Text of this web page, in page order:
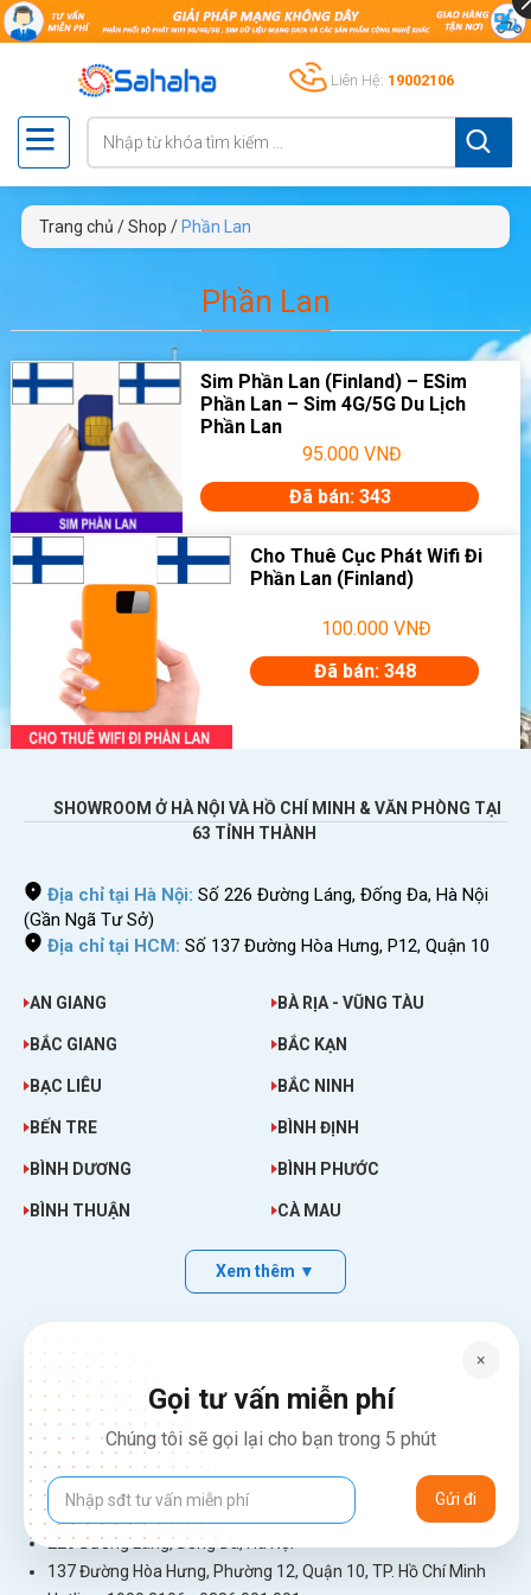
Liên Hệ: 19002106
Trang chủ /Shop / Phần Lan
Phần Lan
Sim Phần Lan (Finland) – ESim
Phần Lan – Sim 4G/5G Du Lịch
Phần Lan
95.000 VNĐ
Đã bán: 343
Cho Thuê Cục Phát Wifi Đi
Phần Lan (Finland)
100.000VNĐ
Đã bán: 348
SHOWROOM Ở HÀ NỘI VÀ HỒ CHÍ MINH & VĂN PHÒNG TẠI
63 TỈNH THÀNH
Địa chỉ tại Hà Nội: Số 226 Đường Láng, Đống Đa, Hà Nội
(Gần Ngã Tư Sở)
Địa chỉ tại HCM: Số 137 Đường Hòa Hưng, P12, Quận 10
AN GIANG BÀ RỊA - VŨNG TÀU
BẮC GIANG BẮC KẠN
BẠC LIÊU BẮC NINH
BẾN TRE BÌNH ĐỊNH
BÌNH DƯƠNG BÌNH PHƯỚC
BÌNH THUẬN CÀ MAU
Xem thêm ▼
CÔNG TY TNHH ĐẦU TƯ THƯƠNG MẠI SARINA
Người đại diện pháp luật: NGUYỄN THỊ PHƯƠNG
GPĐKKD: 0314861899 do SỞ TÀI CHÍNH THÀNH PHỐ HÀ
NỘI - PHÒNG ĐĂNG KÝ KINH DOANH VÀ TÀI CHÍNH DOANH
NGHIỆP cấp. Đăng ký lần đầu: ngày 26 tháng 01 năm 2018.
Đăng ký thay đổi lần thứ: 4, ngày 31 tháng 03 năm 2026
226 Đường Láng, Đống Đa, Hà Nội
137 Đường Hòa Hưng, Phường 12, Quận 10, TP. Hồ Chí Minh
×
Gọi tư vấn miễn phí
Chúng tôi sẽ gọi lại cho bạn trong 5 phút